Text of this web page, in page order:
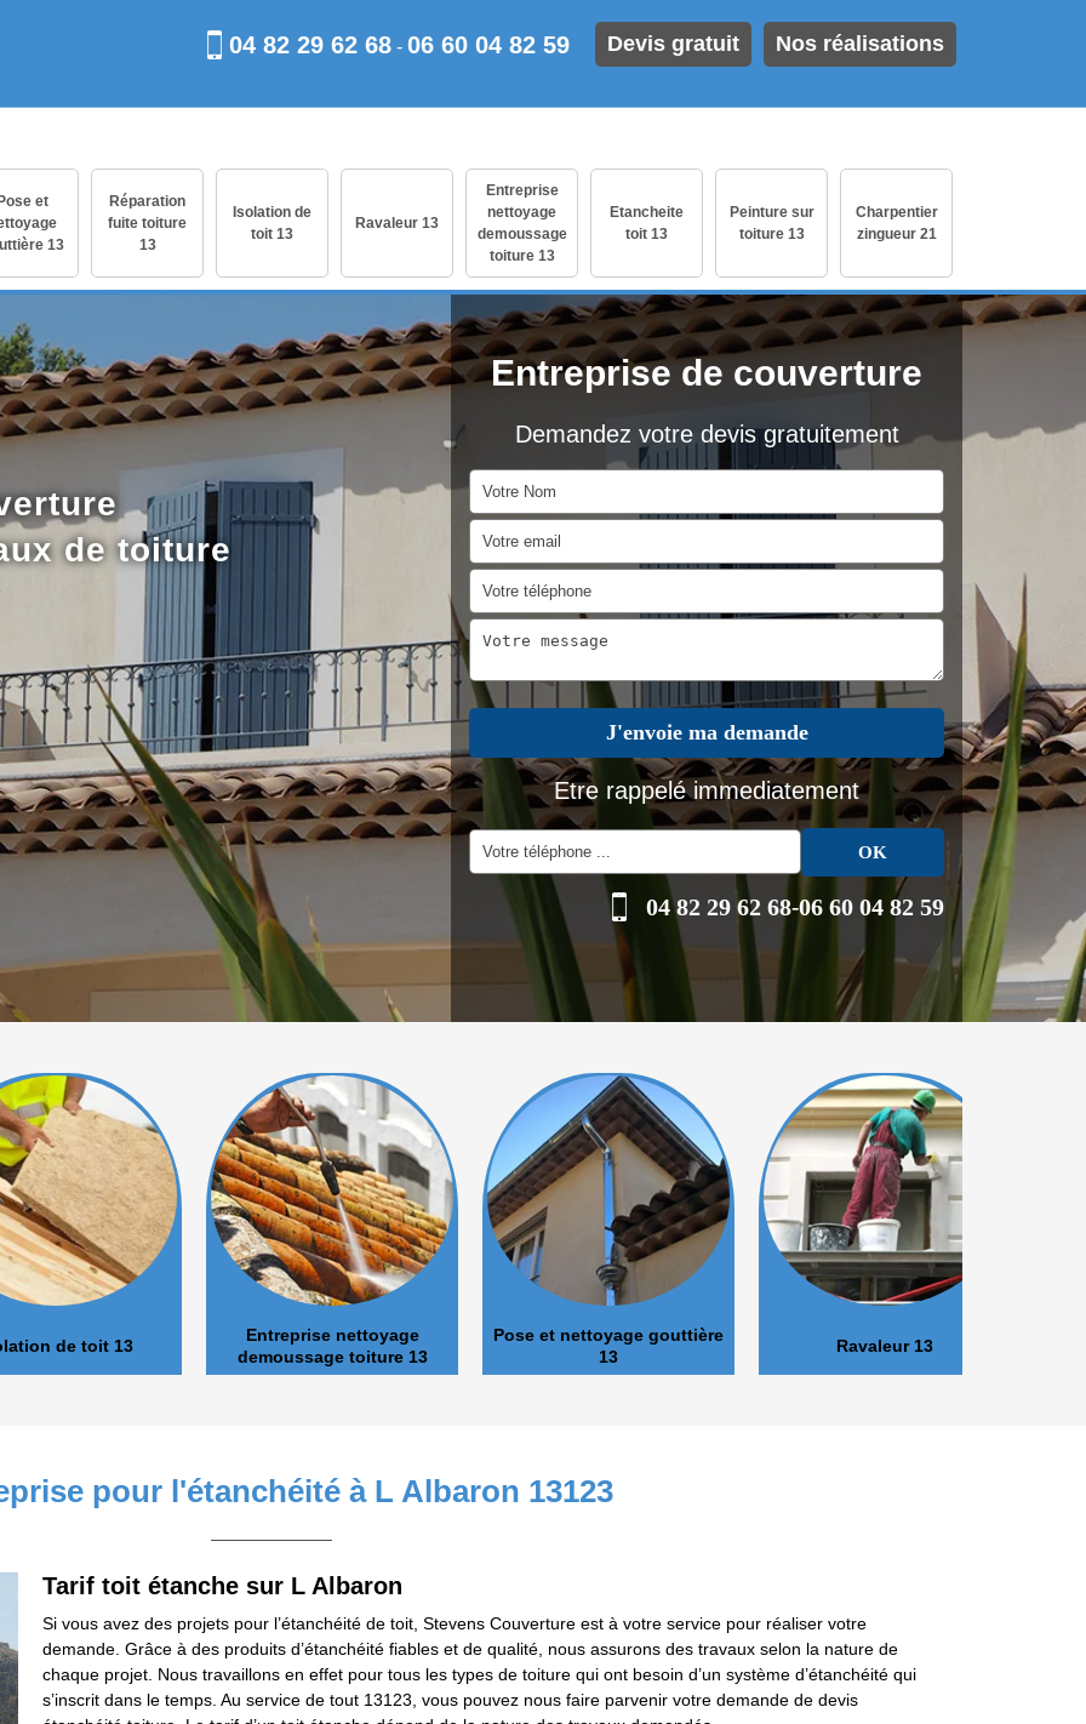
Devis gratuit Nos réalisations
04 82 29 62 68 - 06 60 04 82 59
Pose et
13
Réparation
fuite toiture
13
Isolation de
toit 13
Ravaleur 13
Entreprise
nettoyage
demoussage
toiture 13
Etancheite
toit 13
Peinture sur
toiture 13
Charpentier
zingueur 21
Entreprise de couverture
Demandez votre devis gratuitement
Etre rappelé immediatement
04 82 29 62 68-06 60 04 82 59
de toiture
toit 13
Entreprise nettoyage
demoussage toiture 13
Pose et nettoyage gouttière
Ravaleur 13
pour l'étanchéité à L Albaron 13123
Tarif toit étanche sur L Albaron
Si vous avez des projets pour l’étanchéité de toit, Stevens Couverture est à votre service pour réaliser votre
demande. Grâce à des produits d’étanchéité fiables et de qualité, nous assurons des travaux selon la nature de
chaque projet. Nous travaillons en effet pour tous les types de toiture qui ont besoin d’un système d’étanchéité qui
s’inscrit dans le temps. Au service de tout 13123, vous pouvez nous faire parvenir votre demande de devis